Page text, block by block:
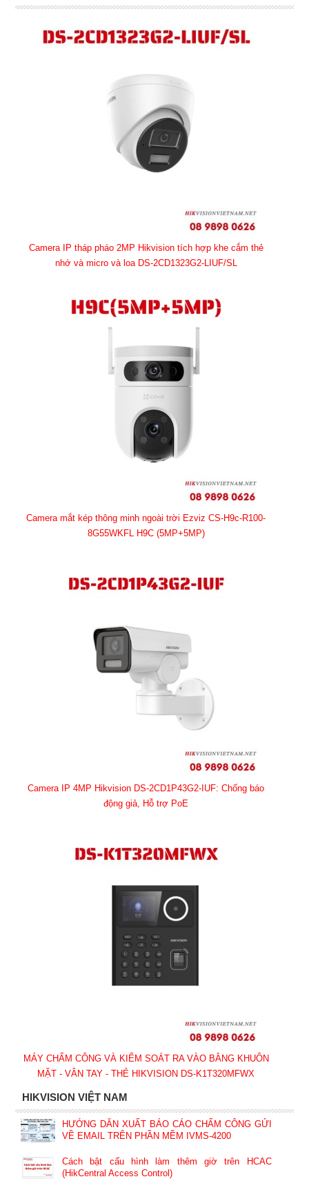
Camera IP tháp pháo 2MP Hikvision tích hợp khe cắm thẻ
nhớ và micro và loa DS-2CD1323G2-LIUF/SL
Camera mắt kép thông minh ngoài trời Ezviz CS-H9c-R100-
8G55WKFL H9C (5MP+5MP)
Camera IP 4MP Hikvision DS-2CD1P43G2-IUF: Chống báo
động giả, Hỗ trợ PoE
MÁY CHẤM CÔNG VÀ KIỂM SOÁT RA VÀO BẰNG KHUÔN
MẶT - VÂN TAY - THẺ HIKVISION DS-K1T320MFWX
HIKVISION VIỆT NAM
HƯỚNG DẪN XUẤT BÁO CÁO CHẤM CÔNG GỬI
VỀ EMAIL TRÊN PHẦN MỀM IVMS-4200
Cách bật cấu hình làm thêm giờ trên HCAC
(HikCentral Access Control)